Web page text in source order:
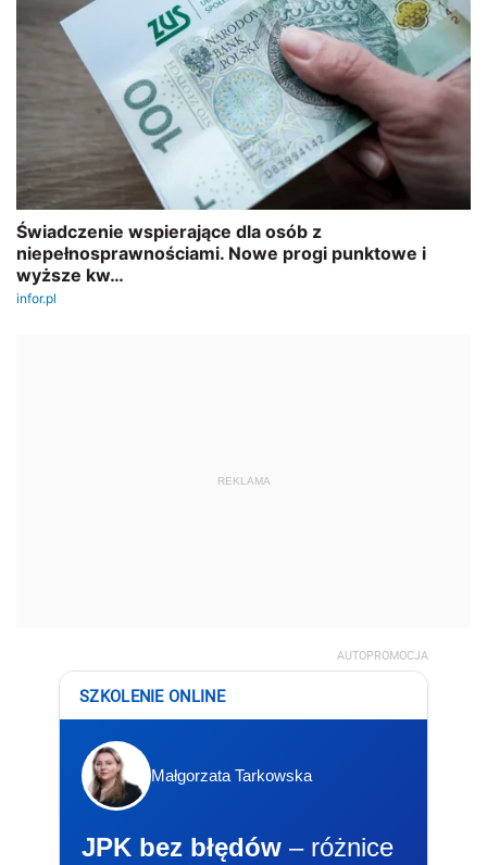
REKLAMA
AUTOPROMOCJA
SZKOLENIE ONLINE
Małgorzata Tarkowska
JPK bez błędów – różnice